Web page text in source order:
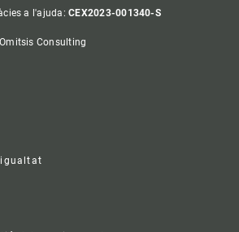
a l'ajuda:CEX2023-001340-S
Consulting